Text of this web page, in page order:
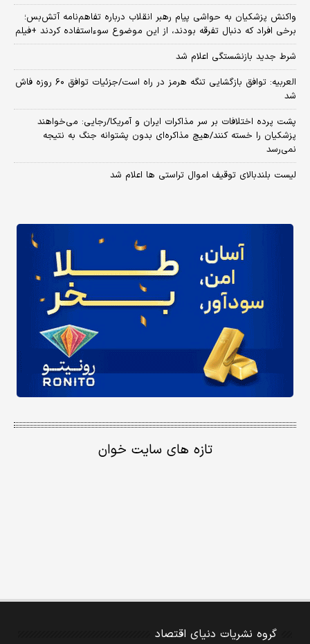
واکنش پزشکیان به حواشی پیام رهبر انقلاب درباره تفاهم‌نامه آتش‌بس؛
برخی افراد که دنبال تفرقه بودند، از این موضوع سوءاستفاده کردند +فیلم
شرط جدید بازنشستگی اعلام شد
العربیه: توافق بازگشایی تنگه هرمز در راه است/جزئیات توافق ۶۰ روزه فاش
شد
پشت پرده اختلافات بر سر مذاکرات ایران و آمریکا/رجایی: می‌خواهند
پزشکیان را خسته کنند/هیچ مذاکره‌ای بدون پشتوانه جنگ به نتیجه
نمی‌رسد
لیست بلندبالای توقیف اموال تراستی ها اعلام شد
تازه های سایت خوان
گروه نشریات دنیای اقتصاد